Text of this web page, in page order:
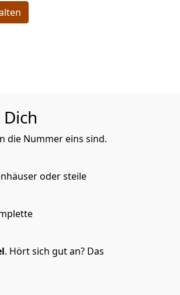
die Nummer eins sind.
oder steile
. Hört sich gut an? Das